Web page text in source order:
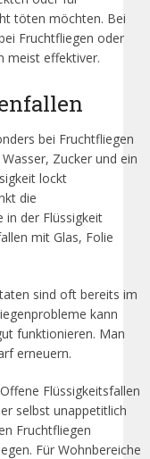
töten möchten. Bei
Fruchtfliegen oder
meist effektiver.
bei Fruchtfliegen
Zucker und ein
lockt
die
in der Flüssigkeit
mit Glas, Folie
sind oft bereits im
kann
funktionieren. Man
erneuern.
Flüssigkeitsfallen
selbst unappetitlich
Fruchtfliegen
Für Wohnbereiche